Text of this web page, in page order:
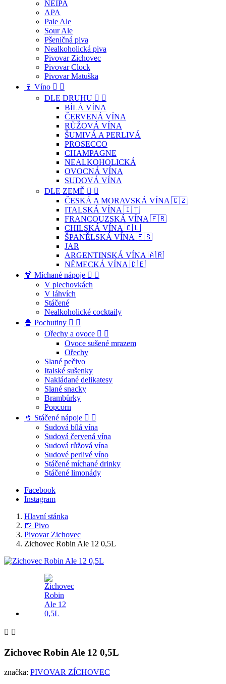
NEIPA
APA
Pale Ale
Sour Ale
Pšeničná piva
Nealkoholická piva
Pivovar Zichovec
Pivovar Clock
Pivovar Matuška
🍷 Víno  
DLE DRUHU  
BÍLÁ VÍNA
ČERVENÁ VÍNA
RŮŽOVÁ VÍNA
ŠUMIVÁ A PERLIVÁ
PROSECCO
CHAMPAGNE
NEALKOHOLICKÁ
OVOCNÁ VÍNA
SUDOVÁ VÍNA
DLE ZEMĚ  
ČESKÁ A MORAVSKÁ VÍNA 🇨🇿
ITALSKÁ VÍNA 🇮🇹
FRANCOUZSKÁ VÍNA 🇫🇷
CHILSKÁ VÍNA 🇨🇱
ŠPANĚLSKÁ VÍNA 🇪🇸
JAR
ARGENTINSKÁ VÍNA 🇦🇷
NĚMECKÁ VÍNA 🇩🇪
🍹 Míchané nápoje  
V plechovkách
V láhvích
Stáčené
Nealkoholické cocktaily
🍿 Pochutiny  
Ořechy a ovoce  
Ovoce sušené mrazem
Ořechy
Slané pečivo
Italské sušenky
Nakládané delikatesy
Slané snacky
Brambůrky
Popcorn
🥤 Stáčené nápoje  
Sudová bílá vína
Sudová červená vína
Sudová růžová vína
Sudové perlivé víno
Stáčené míchané drinky
Stáčené limonády
Facebook
Instagram
Hlavní stánka
🍺 Pivo
Pivovar Zichovec
Zichovec Robin Ale 12 0,5L
 
Zichovec Robin Ale 12 0,5L
značka: PIVOVAR ZÍCHOVEC